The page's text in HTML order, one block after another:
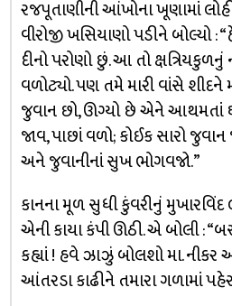
રજપૂતાણીની આંખોના ખૂણામાં
વીરોજી ખસિયાણો પડીને બોલ્યો :
દીનો પરોણો છું. આ તો
વળોટ્યો. પણ તમે મારી વાંસે
જુવાન છો, ઊગ્યો છે એને આથમતાં
જાવ, પાછાં વળો; કોઈક સારો
અને જુવાનીનાં સુખ ભોગવજો.”
કાનના મૂળ સુધી કુંવરીનું
એની કાયા કંપી ઊઠી. એ બોલી :
કહ્યાં ! હવે ઝાઝું બોલશો મા.
આંતરડા કાઢીને તમારા ગળામાં